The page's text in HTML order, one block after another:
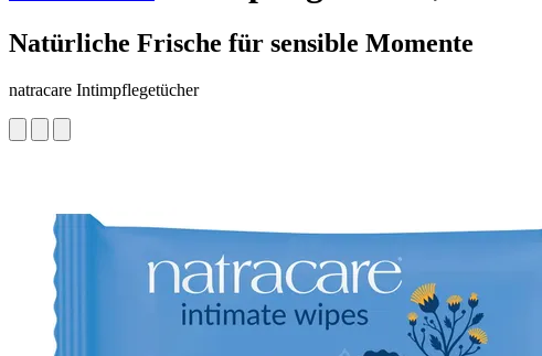
Natürliche Frische für sensible Momente
natracare Intimpflegetücher